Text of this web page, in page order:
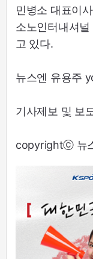
민병소 대표이
소노인터내셔
고 있다.
뉴스엔 유용주
기사제보 및 보
copyrightⓒ 뉴